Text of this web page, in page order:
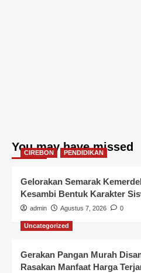
You may have missed
CIREBON PENDIDIKAN
Gelorakan Semarak
Kesambi Bentuk Karakter
admin Agustus 7, 2026 0
Uncategorized
Gerakan Pangan Murah
Rasakan Manfaat Harga